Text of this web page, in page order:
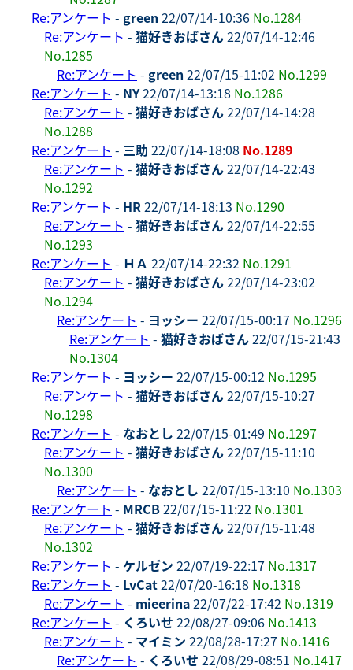
Re:アンケート - green 22/07/14-10:36 No.1284
Re:アンケート - 猫好きおばさん22/07/14-12:46
No.1285
Re:アンケート - green 22/07/15-11:02 No.1299
Re:アンケート - NY22/07/14-13:18 No.1286
Re:アンケート - 猫好きおばさん22/07/14-14:28
No.1288
Re:アンケート - 三助 22/07/14-18:08 No.1289
Re:アンケート - 猫好きおばさん22/07/14-22:43
No.1292
Re:アンケート - HR22/07/14-18:13 No.1290
Re:アンケート - 猫好きおばさん22/07/14-22:55
No.1293
Re:アンケート - ＨＡ 22/07/14-22:32 No.1291
Re:アンケート - 猫好きおばさん22/07/14-23:02
No.1294
Re:アンケート - ヨッシー 22/07/15-00:17 No.1296
Re:アンケート - 猫好きおばさん22/07/15-21:43
No.1304
Re:アンケート - ヨッシー 22/07/15-00:12 No.1295
Re:アンケート - 猫好きおばさん22/07/15-10:27
No.1298
Re:アンケート - なおとし 22/07/15-01:49 No.1297
Re:アンケート - 猫好きおばさん22/07/15-11:10
No.1300
Re:アンケート - なおとし 22/07/15-13:10 No.1303
Re:アンケート - MRCB22/07/15-11:22 No.1301
Re:アンケート - 猫好きおばさん22/07/15-11:48
No.1302
Re:アンケート - ケルゼン 22/07/19-22:17 No.1317
Re:アンケート - LvCat22/07/20-16:18 No.1318
Re:アンケート - mieerina22/07/22-17:42 No.1319
Re:アンケート - くろいせ 22/08/27-09:06 No.1413
Re:アンケート - マイミン 22/08/28-17:27 No.1416
Re:アンケート - くろいせ 22/08/29-08:51 No.1417